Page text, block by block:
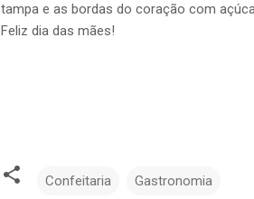
tampa e as bordas do coração com
Feliz dia das mães!
Confeitaria Gastronomia